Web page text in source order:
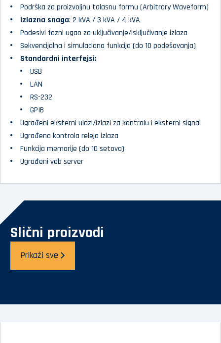
Podrška za proizvoljnu talasnu formu (Arbitrary Waveform)
Izlazna snaga: 2 kVA / 3 kVA / 4 kVA
Podesivi fazni ugao za uključivanje/isključivanje izlaza
Sekvencijalna i simulaciona funkcija (do 10 podešavanja)
Standardni interfejsi:
USB
LAN
RS-232
GPIB
Ugrađeni eksterni ulazi/izlazi za kontrolu i eksterni signal
Ugrađena kontrola releja izlaza
Funkcija memorije (do 10 setova)
Ugrađeni veb server
Slični proizvodi
Prikaži sve